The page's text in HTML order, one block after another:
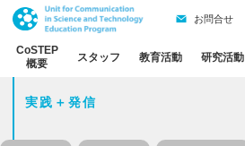
CoSTEP
概要
スタッフ 教育活動 研究活動
お問合せ
実践＋発信